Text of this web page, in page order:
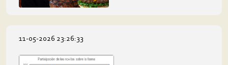
11-05-2026 23:26:33